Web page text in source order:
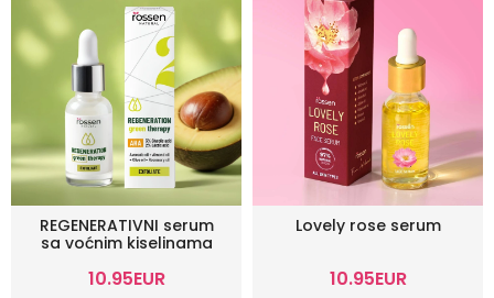
REGENERATIVNI serum
sa voćnim kiselinama
10.95EUR
Lovely rose serum
10.95EUR